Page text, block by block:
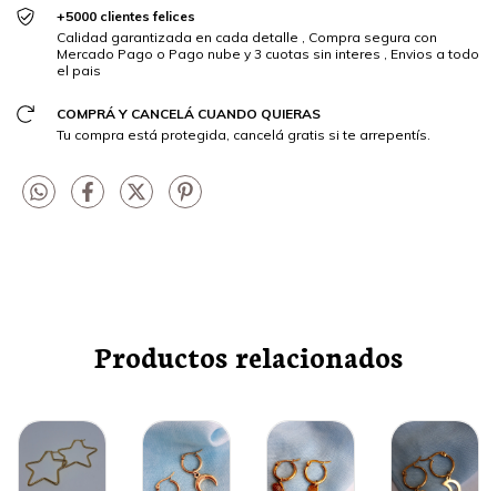
+5000 clientes felices
Calidad garantizada en cada detalle , Compra segura con
Mercado Pago o Pago nube y 3 cuotas sin interes , Envios a todo
el pais
COMPRÁ Y CANCELÁ CUANDO QUIERAS
Tu compra está protegida, cancelá gratis si te arrepentís.
Productos relacionados